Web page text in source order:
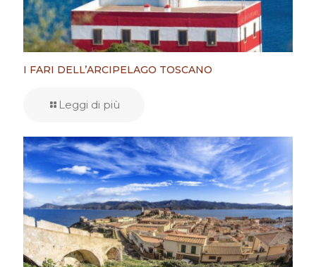
I FARI DELL’ARCIPELAGO TOSCANO
Leggi di più